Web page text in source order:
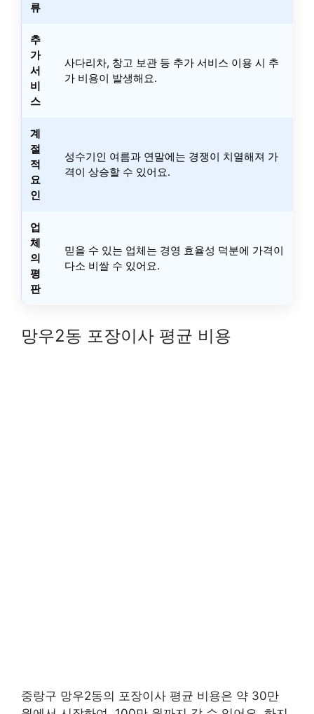
류
추
가
서
비
스
사다리차, 창고 보관 등 추가 서비스 이용 시 추
가 비용이 발생해요.
계
절
적
요
인
성수기인 여름과 연말에는 경쟁이 치열해져 가
격이 상승할 수 있어요.
업
체
의
평
판
믿을 수 있는 업체는 경영 효율성 덕분에 가격이
다소 비쌀 수 있어요.
망우2동 포장이사 평균 비용
중랑구 망우2동의 포장이사 평균 비용은 약 30만